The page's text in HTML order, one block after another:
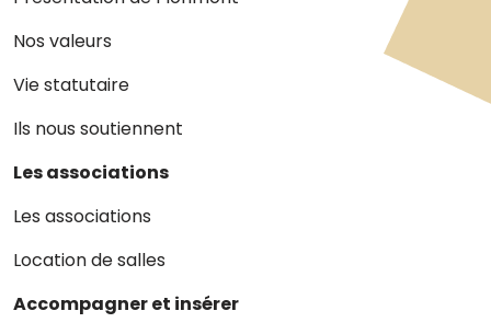
Nos valeurs
Vie statutaire
Ils nous soutiennent
Les associations
Les associations
Location de salles
Accompagner et insérer